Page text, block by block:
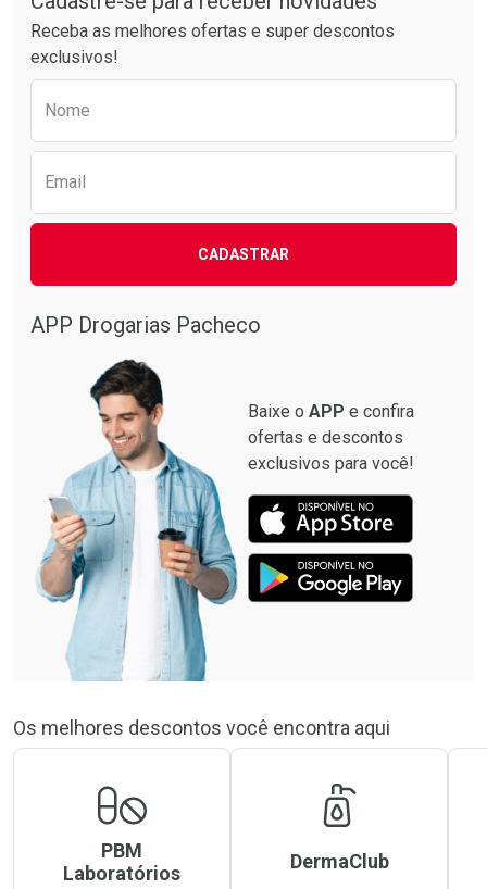
Comprar sem Desconto
Comprar sem Desconto
Comprar sem Desconto
Comprar sem Desconto
Receba as melhores ofertas e super descontos
exclusivos!
Nome
Email
CADASTRAR
APP Drogarias Pacheco
Baixe o APP e confira
ofertas e descontos
exclusivos para você!
Os melhores descontos você encontra aqui
PBM
Laboratórios
DermaClub